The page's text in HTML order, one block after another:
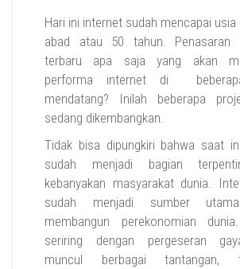
Hari ini internet sudah mencapai usia
abad atau 50 tahun. Penasaran
terbaru apa saja yang akan
performa internet di
mendatang? Inilah beberapa
sedang dikembangkan.
Tidak bisa dipungkiri bahwa saat
sudah menjadi bagian
kebanyakan masyarakat dunia.
sudah menjadi sumber
membangun perekonomian
seriring dengan pergeseran
muncul berbagai tantangan,